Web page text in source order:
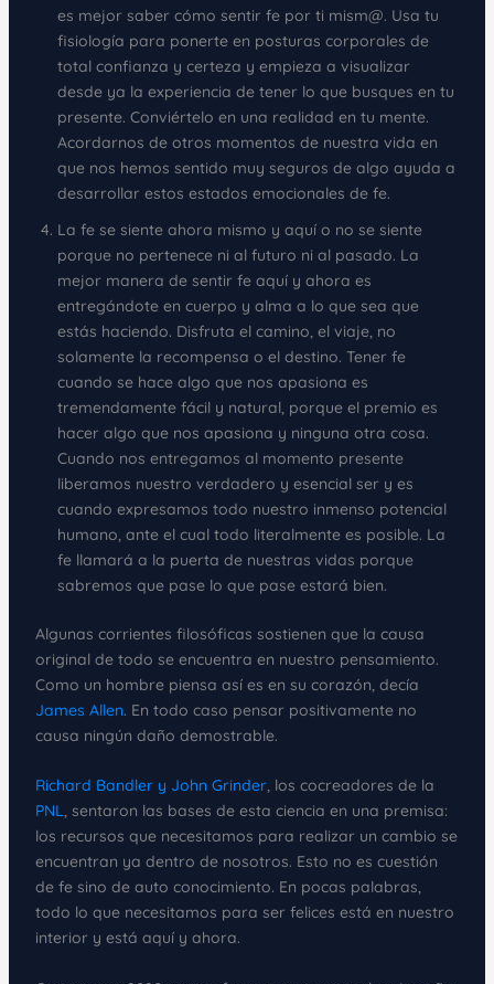
es mejor saber cómo sentir fe por ti mism@. Usa tu
fisiología para ponerte en posturas corporales de
total confianza y certeza y empieza a visualizar
desde ya la experiencia de tener lo que busques en tu
presente. Conviértelo en una realidad en tu mente.
Acordarnos de otros momentos de nuestra vida en
que nos hemos sentido muy seguros de algo ayuda a
desarrollar estos estados emocionales de fe.
La fe se siente ahora mismo y aquí o no se siente
porque no pertenece ni al futuro ni al pasado. La
mejor manera de sentir fe aquí y ahora es
entregándote en cuerpo y alma a lo que sea que
estás haciendo. Disfruta el camino, el viaje, no
solamente la recompensa o el destino. Tener fe
cuando se hace algo que nos apasiona es
tremendamente fácil y natural, porque el premio es
hacer algo que nos apasiona y ninguna otra cosa.
Cuando nos entregamos al momento presente
liberamos nuestro verdadero y esencial ser y es
cuando expresamos todo nuestro inmenso potencial
humano, ante el cual todo literalmente es posible. La
fe llamará a la puerta de nuestras vidas porque
sabremos que pase lo que pase estará bien.
Algunas corrientes filosóficas sostienen que la causa
original de todo se encuentra en nuestro pensamiento.
Como un hombre piensa así es en su corazón, decía
James Allen. En todo caso pensar positivamente no
causa ningún daño demostrable.
Richard Bandler y John Grinder, los cocreadores de la
PNL, sentaron las bases de esta ciencia en una premisa:
los recursos que necesitamos para realizar un cambio se
encuentran ya dentro de nosotros. Esto no es cuestión
de fe sino de auto conocimiento. En pocas palabras,
todo lo que necesitamos para ser felices está en nuestro
interior y está aquí y ahora.